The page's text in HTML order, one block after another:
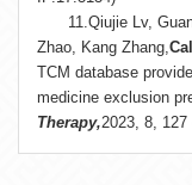
11.Qiujie Lv,
Zhao, Kang Zhang,
TCM database
medicine exclusion
Therapy,2023, 8,